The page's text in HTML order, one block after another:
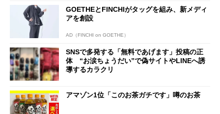
GOETHEとFINCHIがタッグを組み、新メディ
アを創設
AD（FINCHI on GOETHE）
SNSで多発する「無料であげます」投稿の正
体 “お涙ちょうだい”で偽サイトやLINEへ誘
導するカラクリ
アマゾン1位「このお茶ガチです」噂のお茶